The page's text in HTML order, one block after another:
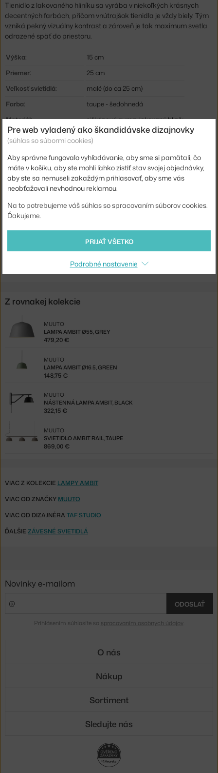
Tienidlo z lakovaného hliníku sa vyrába v niekoľkých krásnych
decentných farbách, přičom vnútrajšok tienidla je vždy biely. Tým
vzniká pekný vizuálny kontrast a zároveň je tak maximum svetla
odrazené späť do priestoru.
Výška:
15 cm
Priemer:
25 cm
Veľkosť svietidlá:
malé (do ca 25 cm)
Farba:
taupe - šedohnedá
Materiál:
silikónová guma, lakovaný hliník
Dĺžka kábla:
4 m
Hlavný materiál:
kov
Pätica / zdroj:
E14
Kód produktu
EAN
5710562260372
Jste z Česka? Přejděte naLampa Ambit Ø25, taupe
Shopping from the EU? Switch toAmbit Pendant Ø25, taupe
Z rovnakej kolekcie
LAMPA AMBIT Ø55, GREY
MUUTO
479,20 €
LAMPA AMBIT Ø16.5, GREEN
MUUTO
148,75 €
NÁSTENNÁ LAMPA AMBIT, BLACK
MUUTO
322,15 €
SVIETIDLO AMBIT RAIL, TAUPE
MUUTO
869,00 €
VIAC Z KOLEKCIE LAMPY AMBIT
VIAC OD ZNAČKY MUUTO
VIAC OD DIZAJNÉRA TAF STUDIO
ĎALŠIE ZÁVESNÉ SVIETIDLÁ
Pre web vyladený ako škandidávske dizajnovky
(súhlas so súbormi cookies)
Aby správne fungovalo vyhľadávanie, aby sme si pamätali, čo
máte v košíku, aby ste mohli ľahko zistiť stav svojej objednávky,
aby ste sa nemuseli zakaždým prihlasovať, aby sme vás
neobťažovali nevhodnou reklamou.
Na to potrebujeme váš súhlas so spracovaním súborov cookies.
Ďakujeme.
PRIJAŤ VŠETKO
Podrobné nastavenie
Novinky e-mailom
ODOSLAŤ
Prihlásením súhlasíte so spracovaním osobných údajov.
O nás
Nákup
Sortiment
Sledujte nás